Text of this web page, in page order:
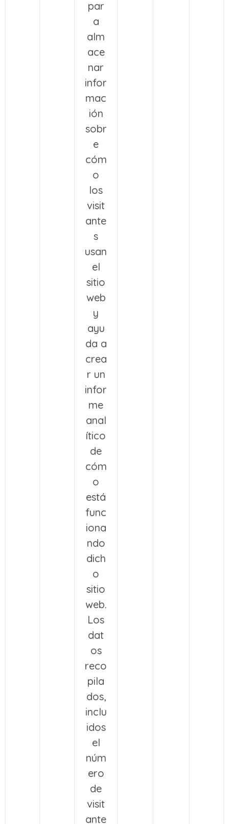
par
a
alm
ace
nar
infor
mac
ión
sobr
e
cóm
o
los
visit
ante
s
usan
el
sitio
web
y
ayu
da a
crea
r un
infor
me
anal
ítico
de
cóm
o
está
func
iona
ndo
dich
o
sitio
web.
Los
dat
os
reco
pila
dos,
inclu
idos
el
núm
ero
de
visit
ante